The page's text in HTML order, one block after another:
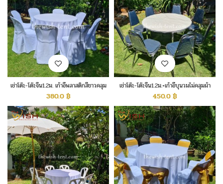
เช่าโต๊ะ-โต๊ะจีน1.2ม. เก้าอี้พลาสติกสีขาวคลุม
ผ้า
380.0฿
เช่าโต๊ะ-โต๊ะจีน1.2ม.+เก้าอี้บุนวมไม่คลุมผ้า
450.0฿